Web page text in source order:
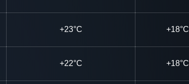
+23°C +18°C
+22°C +18°C